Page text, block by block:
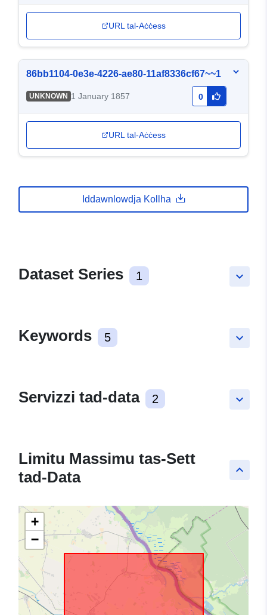
URL tal-Aċċess
86bb1104-0e3e-4226-ae80-11af8336cf67~~1
UNKNOWN 1 January 1857 0
URL tal-Aċċess
Iddawnlowdja Kollha
keyboard_arrow_down
Dataset Series 1
keyboard_arrow_down
Keywords 5
keyboard_arrow_down
Servizzi tad-data 2
keyboard_arrow_up
Limitu Massimu tas-Sett
tad-Data
+
−